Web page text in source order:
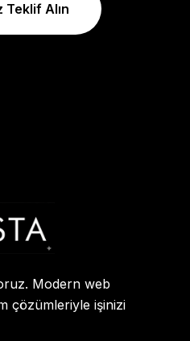
Teklif Alın
Modern web
çözümleriyle işinizi